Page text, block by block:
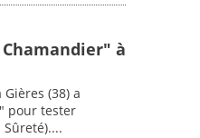
à
(38) a
pour tester